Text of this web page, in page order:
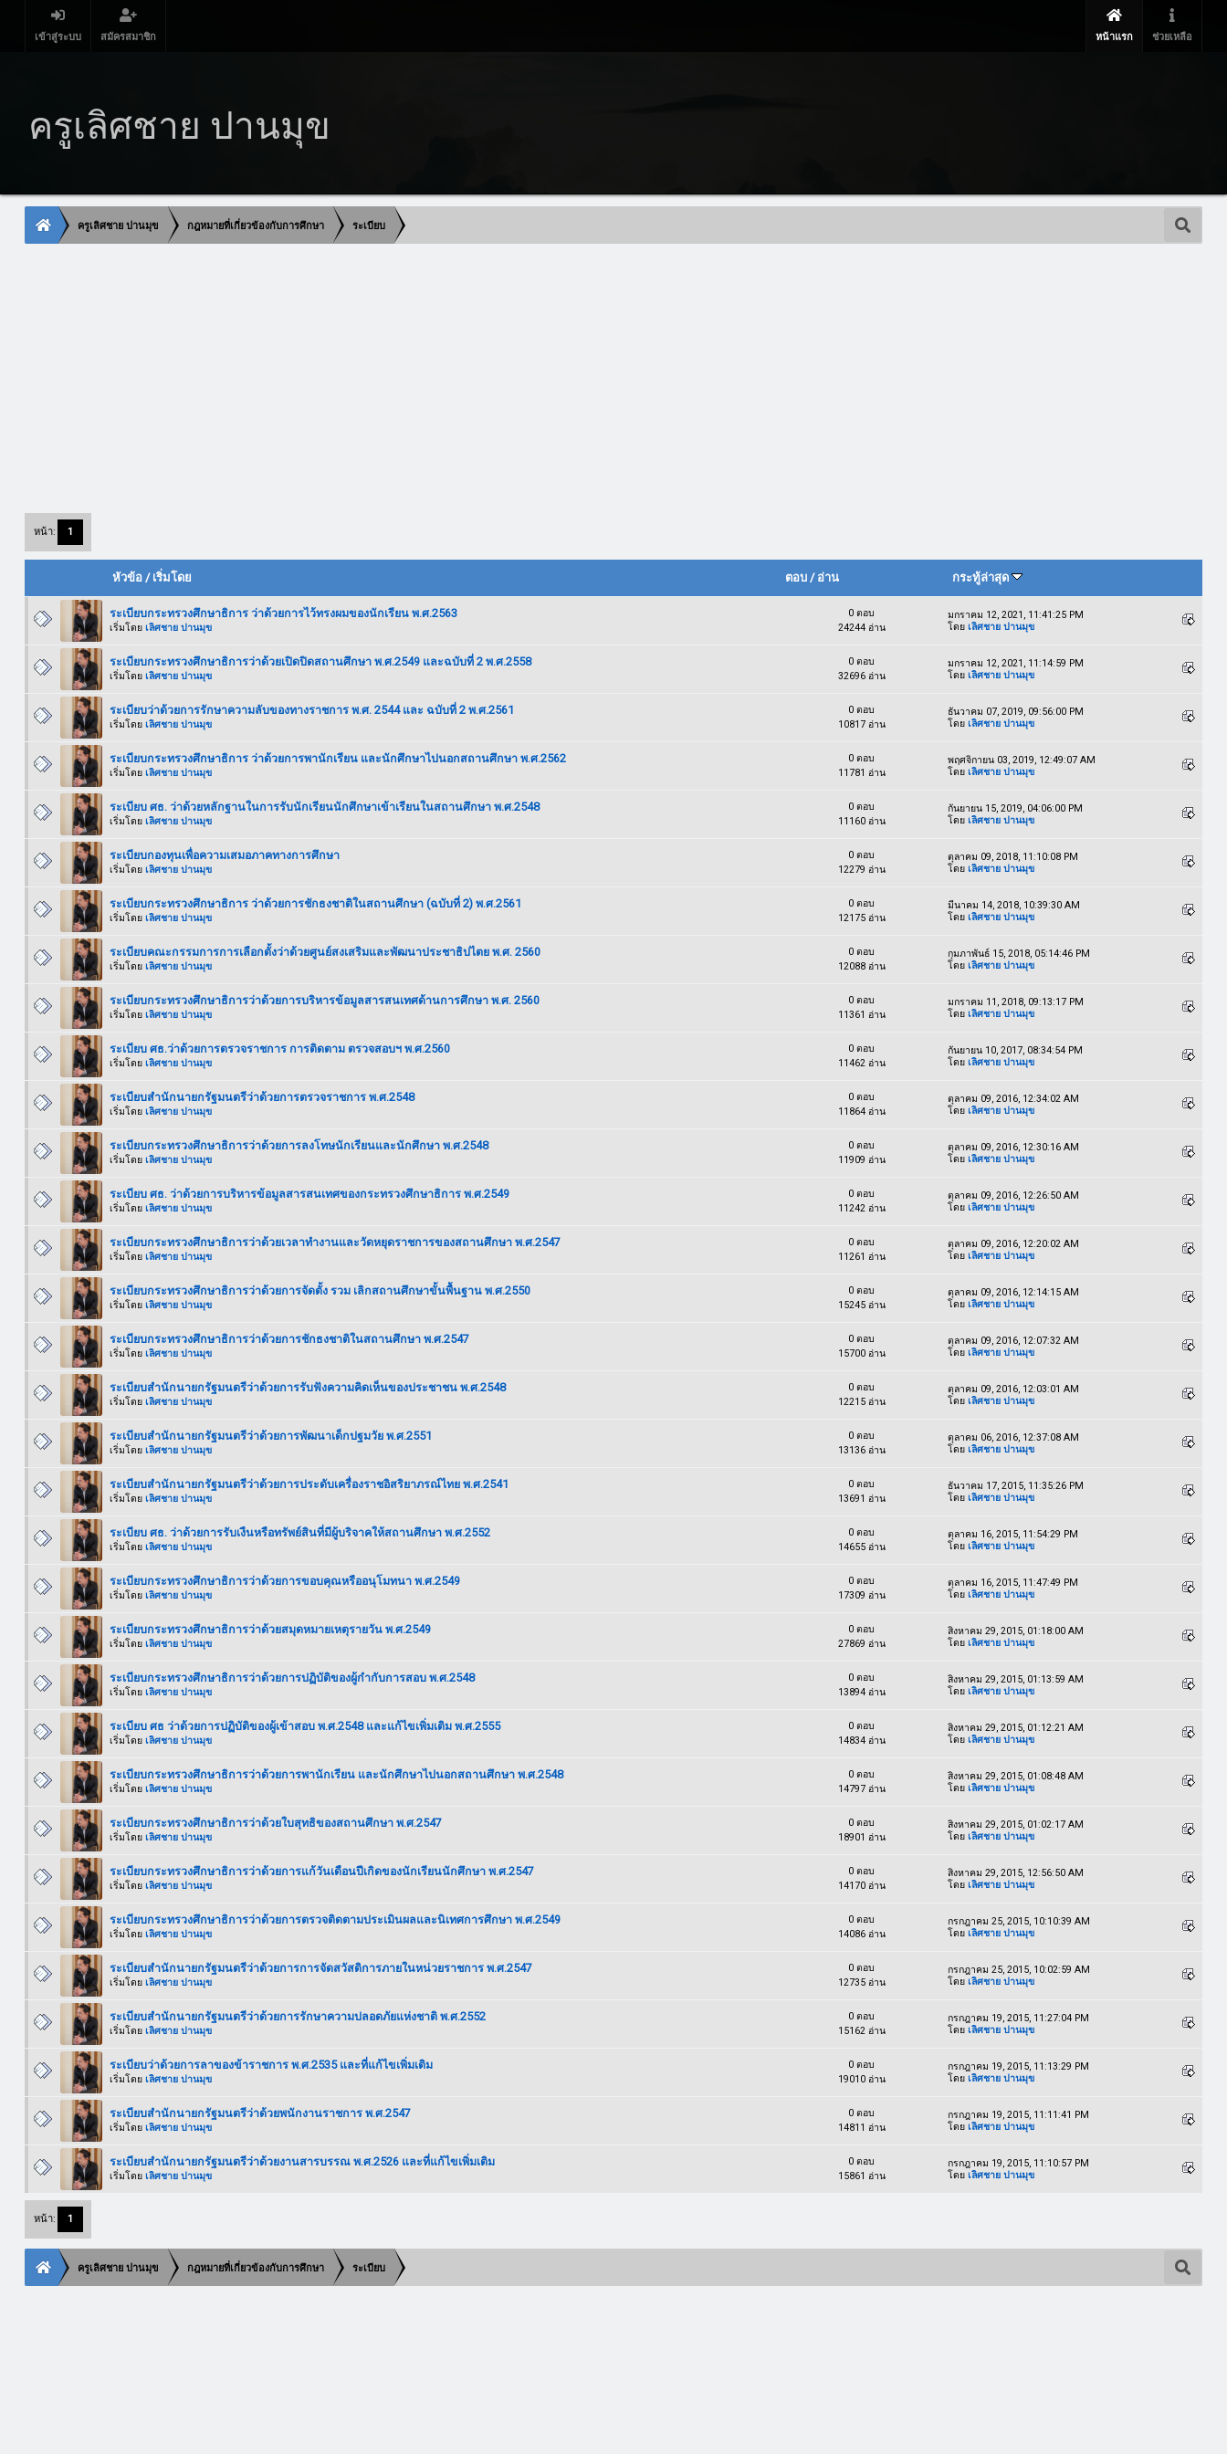
เข้าสู่ระบบ สมัครสมาชิก หน้าแรก ช่วยเหลือ
ครูเลิศชาย ปานมุข
ครูเลิศชาย ปานมุข กฎหมายที่เกี่ยวข้องกับการศึกษา ระเบียบ
หน้า: 1
หัวข้อ / เริ่มโดย ตอบ/ อ่าน กระทู้ล่าสุด
ระเบียบกระทรวงศึกษาธิการ ว่าด้วยการไว้ทรงผมของนักเรียน พ.ศ.2563
เริ่มโดย เลิศชาย ปานมุข
0 ตอบ
24244 อ่าน
มกราคม 12, 2021, 11:41:25 PM
โดย เลิศชาย ปานมุข
ระเบียบกระทรวงศึกษาธิการว่าด้วยเปิดปิดสถานศึกษา พ.ศ.2549 และฉบับที่ 2 พ.ศ.2558
เริ่มโดย เลิศชาย ปานมุข
0 ตอบ
32696 อ่าน
มกราคม 12, 2021, 11:14:59 PM
โดย เลิศชาย ปานมุข
ระเบียบว่าด้วยการรักษาความลับของทางราชการ พ.ศ. 2544 และ ฉบับที่ 2 พ.ศ.2561
เริ่มโดย เลิศชาย ปานมุข
0 ตอบ
10817 อ่าน
ธันวาคม 07, 2019, 09:56:00 PM
โดย เลิศชาย ปานมุข
ระเบียบกระทรวงศึกษาธิการ ว่าด้วยการพานักเรียน และนักศึกษาไปนอกสถานศึกษา พ.ศ.2562
เริ่มโดย เลิศชาย ปานมุข
0 ตอบ
11781 อ่าน
พฤศจิกายน 03, 2019, 12:49:07 AM
โดย เลิศชาย ปานมุข
ระเบียบ ศธ. ว่าด้วยหลักฐานในการรับนักเรียนนักศึกษาเข้าเรียนในสถานศึกษา พ.ศ.2548
เริ่มโดย เลิศชาย ปานมุข
0 ตอบ
11160 อ่าน
กันยายน 15, 2019, 04:06:00 PM
โดย เลิศชาย ปานมุข
ระเบียบกองทุนเพื่อความเสมอภาคทางการศึกษา
เริ่มโดย เลิศชาย ปานมุข
0 ตอบ
12279 อ่าน
ตุลาคม 09, 2018, 11:10:08 PM
โดย เลิศชาย ปานมุข
ระเบียบกระทรวงศึกษาธิการ ว่าด้วยการชักธงชาติในสถานศึกษา (ฉบับที่ 2) พ.ศ.2561
เริ่มโดย เลิศชาย ปานมุข
0 ตอบ
12175 อ่าน
มีนาคม 14, 2018, 10:39:30 AM
โดย เลิศชาย ปานมุข
ระเบียบคณะกรรมการการเลือกตั้งว่าด้วยศูนย์สงเสริมและพัฒนาประชาธิปไตย พ.ศ. 2560
เริ่มโดย เลิศชาย ปานมุข
0 ตอบ
12088 อ่าน
กุมภาพันธ์ 15, 2018, 05:14:46 PM
โดย เลิศชาย ปานมุข
ระเบียบกระทรวงศึกษาธิการว่าด้วยการบริหารข้อมูลสารสนเทศด้านการศึกษา พ.ศ. 2560
เริ่มโดย เลิศชาย ปานมุข
0 ตอบ
11361 อ่าน
มกราคม 11, 2018, 09:13:17 PM
โดย เลิศชาย ปานมุข
ระเบียบ ศธ.ว่าด้วยการตรวจราชการ การติดตาม ตรวจสอบฯ พ.ศ.2560
เริ่มโดย เลิศชาย ปานมุข
0 ตอบ
11462 อ่าน
กันยายน 10, 2017, 08:34:54 PM
โดย เลิศชาย ปานมุข
ระเบียบสำนักนายกรัฐมนตรีว่าด้วยการตรวจราชการ พ.ศ.2548
เริ่มโดย เลิศชาย ปานมุข
0 ตอบ
11864 อ่าน
ตุลาคม 09, 2016, 12:34:02 AM
โดย เลิศชาย ปานมุข
ระเบียบกระทรวงศึกษาธิการว่าด้วยการลงโทษนักเรียนและนักศึกษา พ.ศ.2548
เริ่มโดย เลิศชาย ปานมุข
0 ตอบ
11909 อ่าน
ตุลาคม 09, 2016, 12:30:16 AM
โดย เลิศชาย ปานมุข
ระเบียบ ศธ. ว่าด้วยการบริหารข้อมูลสารสนเทศของกระทรวงศึกษาธิการ พ.ศ.2549
เริ่มโดย เลิศชาย ปานมุข
0 ตอบ
11242 อ่าน
ตุลาคม 09, 2016, 12:26:50 AM
โดย เลิศชาย ปานมุข
ระเบียบกระทรวงศึกษาธิการว่าด้วยเวลาทำงานและวัดหยุดราชการของสถานศึกษา พ.ศ.2547
เริ่มโดย เลิศชาย ปานมุข
0 ตอบ
11261 อ่าน
ตุลาคม 09, 2016, 12:20:02 AM
โดย เลิศชาย ปานมุข
ระเบียบกระทรวงศึกษาธิการว่าด้วยการจัดตั้ง รวม เลิกสถานศึกษาขั้นพื้นฐาน พ.ศ.2550
เริ่มโดย เลิศชาย ปานมุข
0 ตอบ
15245 อ่าน
ตุลาคม 09, 2016, 12:14:15 AM
โดย เลิศชาย ปานมุข
ระเบียบกระทรวงศึกษาธิการว่าด้วยการชักธงชาติในสถานศึกษา พ.ศ.2547
เริ่มโดย เลิศชาย ปานมุข
0 ตอบ
15700 อ่าน
ตุลาคม 09, 2016, 12:07:32 AM
โดย เลิศชาย ปานมุข
ระเบียบสำนักนายกรัฐมนตรีว่าด้วยการรับฟังความคิดเห็นของประชาชน พ.ศ.2548
เริ่มโดย เลิศชาย ปานมุข
0 ตอบ
12215 อ่าน
ตุลาคม 09, 2016, 12:03:01 AM
โดย เลิศชาย ปานมุข
ระเบียบสำนักนายกรัฐมนตรีว่าด้วยการพัฒนาเด็กปฐมวัย พ.ศ.2551
เริ่มโดย เลิศชาย ปานมุข
0 ตอบ
13136 อ่าน
ตุลาคม 06, 2016, 12:37:08 AM
โดย เลิศชาย ปานมุข
ระเบียบสำนักนายกรัฐมนตรีว่าด้วยการประดับเครื่องราชอิสริยาภรณ์ไทย พ.ศ.2541
เริ่มโดย เลิศชาย ปานมุข
0 ตอบ
13691 อ่าน
ธันวาคม 17, 2015, 11:35:26 PM
โดย เลิศชาย ปานมุข
ระเบียบ ศธ. ว่าด้วยการรับเงืนหรือทรัพย์สินที่มีผู้บริจาคให้สถานศึกษา พ.ศ.2552
เริ่มโดย เลิศชาย ปานมุข
0 ตอบ
14655 อ่าน
ตุลาคม 16, 2015, 11:54:29 PM
โดย เลิศชาย ปานมุข
ระเบียบกระทรวงศึกษาธิการว่าด้วยการขอบคุณหรืออนุโมทนา พ.ศ.2549
เริ่มโดย เลิศชาย ปานมุข
0 ตอบ
17309 อ่าน
ตุลาคม 16, 2015, 11:47:49 PM
โดย เลิศชาย ปานมุข
ระเบียบกระทรวงศึกษาธิการว่าด้วยสมุดหมายเหตุรายวัน พ.ศ.2549
เริ่มโดย เลิศชาย ปานมุข
0 ตอบ
27869 อ่าน
สิงหาคม 29, 2015, 01:18:00 AM
โดย เลิศชาย ปานมุข
ระเบียบกระทรวงศึกษาธิการว่าด้วยการปฏิบัติของผู้กำกับการสอบ พ.ศ.2548
เริ่มโดย เลิศชาย ปานมุข
0 ตอบ
13894 อ่าน
สิงหาคม 29, 2015, 01:13:59 AM
โดย เลิศชาย ปานมุข
ระเบียบ ศธ ว่าด้วยการปฏิบัติของผู้เข้าสอบ พ.ศ.2548 และแก้ไขเพิ่มเติม พ.ศ.2555
เริ่มโดย เลิศชาย ปานมุข
0 ตอบ
14834 อ่าน
สิงหาคม 29, 2015, 01:12:21 AM
โดย เลิศชาย ปานมุข
ระเบียบกระทรวงศึกษาธิการว่าด้วยการพานักเรียน และนักศึกษาไปนอกสถานศึกษา พ.ศ.2548
เริ่มโดย เลิศชาย ปานมุข
0 ตอบ
14797 อ่าน
สิงหาคม 29, 2015, 01:08:48 AM
โดย เลิศชาย ปานมุข
ระเบียบกระทรวงศึกษาธิการว่าด้วยใบสุทธิของสถานศึกษา พ.ศ.2547
เริ่มโดย เลิศชาย ปานมุข
0 ตอบ
18901 อ่าน
สิงหาคม 29, 2015, 01:02:17 AM
โดย เลิศชาย ปานมุข
ระเบียบกระทรวงศึกษาธิการว่าด้วยการแก้วันเดือนปีเกิดของนักเรียนนักศึกษา พ.ศ.2547
เริ่มโดย เลิศชาย ปานมุข
0 ตอบ
14170 อ่าน
สิงหาคม 29, 2015, 12:56:50 AM
โดย เลิศชาย ปานมุข
ระเบียบกระทรวงศึกษาธิการว่าด้วยการตรวจติดตามประเมินผลและนิเทศการศึกษา พ.ศ.2549
เริ่มโดย เลิศชาย ปานมุข
0 ตอบ
14086 อ่าน
กรกฎาคม 25, 2015, 10:10:39 AM
โดย เลิศชาย ปานมุข
ระเบียบสำนักนายกรัฐมนตรีว่าด้วยการการจัดสวัสดิการภายในหน่วยราชการ พ.ศ.2547
เริ่มโดย เลิศชาย ปานมุข
0 ตอบ
12735 อ่าน
กรกฎาคม 25, 2015, 10:02:59 AM
โดย เลิศชาย ปานมุข
ระเบียบสำนักนายกรัฐมนตรีว่าด้วยการรักษาความปลอดภัยแห่งชาติ พ.ศ.2552
เริ่มโดย เลิศชาย ปานมุข
0 ตอบ
15162 อ่าน
กรกฎาคม 19, 2015, 11:27:04 PM
โดย เลิศชาย ปานมุข
ระเบียบว่าด้วยการลาของข้าราชการ พ.ศ.2535 และที่แก้ไขเพิ่มเติม
เริ่มโดย เลิศชาย ปานมุข
0 ตอบ
19010 อ่าน
กรกฎาคม 19, 2015, 11:13:29 PM
โดย เลิศชาย ปานมุข
ระเบียบสำนักนายกรัฐมนตรีว่าด้วยพนักงานราชการ พ.ศ.2547
เริ่มโดย เลิศชาย ปานมุข
0 ตอบ
14811 อ่าน
กรกฎาคม 19, 2015, 11:11:41 PM
โดย เลิศชาย ปานมุข
ระเบียบสำนักนายกรัฐมนตรีว่าด้วยงานสารบรรณ พ.ศ.2526 และที่แก้ไขเพิ่มเติม
เริ่มโดย เลิศชาย ปานมุข
0 ตอบ
15861 อ่าน
กรกฎาคม 19, 2015, 11:10:57 PM
โดย เลิศชาย ปานมุข
หน้า: 1
ครูเลิศชาย ปานมุข กฎหมายที่เกี่ยวข้องกับการศึกษา ระเบียบ